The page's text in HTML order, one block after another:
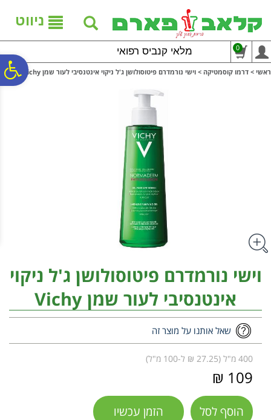
נגישות
אתר
המרכזי
ניווט
מלאי קנביס רפואי 0
ראשי > דרמו קוסמטיקה > וישי נורמדרם פיטוסולושן ג'ל ניקוי אינטנסיבי לעור שמן Vichy
וישי נורמדרם פיטוסולושן ג'ל ניקוי
אינטנסיבי לעור שמן Vichy
שאל אותנו על מוצר זה
400 מ"ל (27.25 ₪ ל-100 מ"ל)
109 ₪
הוסף לסל הזמן עכשיו